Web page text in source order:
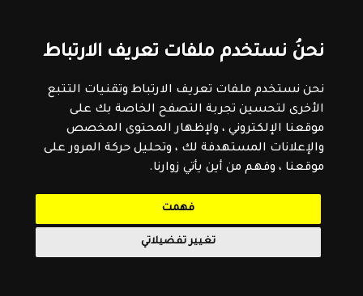
نحنُ نستخدم ملفات تعريف الارتباط
نحن نستخدم ملفات تعريف الارتباط وتقنيات التتبع
الأخرى لتحسين تجربة التصفح الخاصة بك على
موقعنا الإلكتروني ، ولإظهار المحتوى المخصص
والإعلانات المستهدفة لك ، وتحليل حركة المرور على
موقعنا ، وفهم من أين يأتي زوارنا.
فهمت
تغيير تفضيلاتي